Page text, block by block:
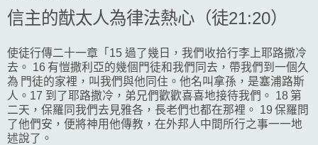
信主的猷太人為律法熱心（徒21:20）
使徒行傳二十一章「15 過了幾日，我們收拾行李上耶路撒冷
去。 16 有愷撒利亞的幾個門徒和我們同去，帶我們到一個久
為 門徒的家裡，叫我們與他同住。他名叫拿孫，是塞浦路斯
人。17 到了耶路撒冷，弟兄們歡歡喜喜地接待我們。 18 第
二天，保羅同我們去見雅各，長老們也都在那裡。 19 保羅問
了他們安，便將神用他傳教，在外邦人中間所行之事一一地
述說了。